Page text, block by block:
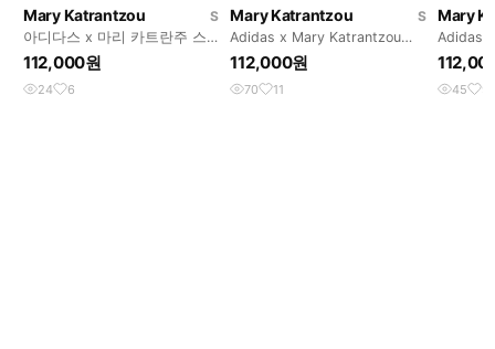
Mary Katrantzou
S
아디다스 x 마리 카트란주 스
니커즈 원피스
112,000원
24 6
Mary Katrantzou
S
Adidas x Mary Katrantzou
tank dress
112,000원
70 11
Mary
Adidas
tank
45 9